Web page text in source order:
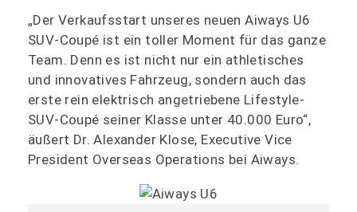
„Der Verkaufsstart unseres neuen Aiways U6
SUV-Coupé ist ein toller Moment für das ganze
Team. Denn es ist nicht nur ein athletisches
und innovatives Fahrzeug, sondern auch das
erste rein elektrisch angetriebene Lifestyle-
SUV-Coupé seiner Klasse unter 40.000 Euro“,
äußert Dr. Alexander Klose, Executive Vice
President Overseas Operations bei Aiways.